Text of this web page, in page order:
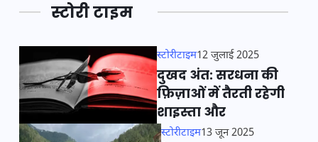
स्टोरी टाइम
स्टोरीटाइम12 जुलाई 2025
दुखद अंत: सरधना की
फ़िज़ाओं में तैरती रहेगी
शाइस्ता और
स्टोरीटाइम13 जून 2025